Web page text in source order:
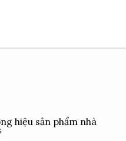
hiệu sản phẩm nhà